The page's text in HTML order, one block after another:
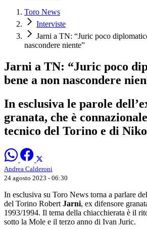
Toro News
Interviste
Jarni a TN: “Juric poco
nascondere niente”
Jarni a TN: “Juric poco
bene a non nascondere
In esclusiva le parole
granata, che è
tecnico del Torino e di
Andrea Calderoni
24 agosto 2023 - 06:30
In esclusiva su Toro News torna a parlare
del Torino Robert Jarni, ex difensore
1993/1994. Il tema della chiacchierata è il
sotto la Mole e il terzo anno di Ivan Juric.